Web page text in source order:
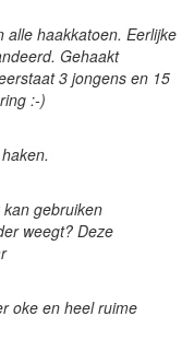
alle haakkatoen. Eerlijke
Gehaakt
3 jongens en 15
:-)
gebruiken
weegt? Deze
oke en heel ruime